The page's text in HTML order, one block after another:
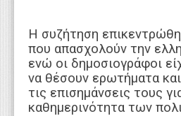
Η συζήτηση
που απασχολούν την
ενώ οι δημοσιογράφοι
να θέσουν ερωτήματα
τις επισημάνσεις τους
καθημερινότητα των